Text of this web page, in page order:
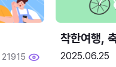
21915
착한여행,
2025.06.25